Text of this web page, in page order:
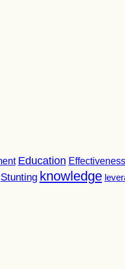
Education Effectiveness
Stunting knowledge